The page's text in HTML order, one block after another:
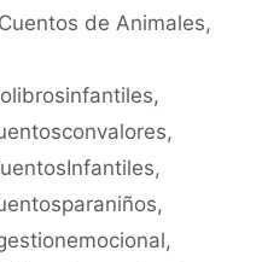
Cuentos de Animales,
,
,
,
,
,